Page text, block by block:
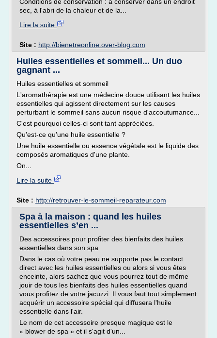
sec, à l'abri de la chaleur et de la...
Lire la suite
Site : http://bienetreonline.over-blog.com
Huiles essentielles et sommeil... Un duo
gagnant ...
Huiles essentielles et sommeil
L'aromathérapie est une médecine douce utilisant les huiles
essentielles qui agissent directement sur les causes
perturbant le sommeil sans aucun risque d'accoutumance...
C'est pourquoi celles-ci sont tant appréciées.
Qu'est-ce qu'une huile essentielle ?
Une huile essentielle ou essence végétale est le liquide des
composés aromatiques d'une plante.
On...
Lire la suite
Site : http://retrouver-le-sommeil-reparateur.com
Spa à la maison : quand les huiles
essentielles s’en ...
Des accessoires pour profiter des bienfaits des huiles
essentielles dans son spa
Dans le cas où votre peau ne supporte pas le contact
direct avec les huiles essentielles ou alors si vous êtes
enceinte, alors sachez que vous pourrez tout de même
jouir de tous les bienfaits des huiles essentielles quand
vous profitez de votre jacuzzi. Il vous faut tout simplement
acquérir un accessoire spécial qui diffusera l'huile
essentielle dans l'air.
Le nom de cet accessoire presque magique est le
« blower de spa » et il s'agit d'un...